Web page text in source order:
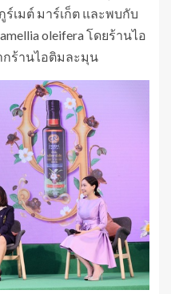
เมต์ มาร์เก็ต และพบกับ
oleifera โดยร้านไอ
กร้านไอติมละมุน